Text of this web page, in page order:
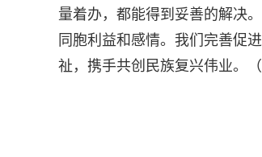
量着办，都能得到妥善的解决
同胞利益和感情。我们完善促
祉，携手共创民族复兴伟业。（